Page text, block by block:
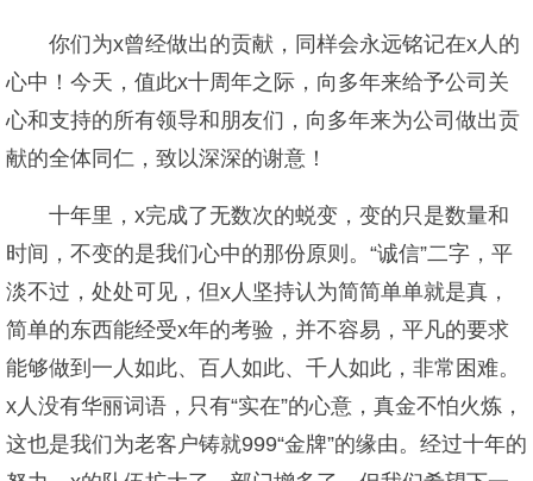
你们为x曾经做出的贡献，同样会永远铭记在x人的
心中！今天，值此x十周年之际，向多年来给予公司关
心和支持的所有领导和朋友们，向多年来为公司做出贡
献的全体同仁，致以深深的谢意！
十年里，x完成了无数次的蜕变，变的只是数量和
时间，不变的是我们心中的那份原则。“诚信”二字，平
淡不过，处处可见，但x人坚持认为简简单单就是真，
简单的东西能经受x年的考验，并不容易，平凡的要求
能够做到一人如此、百人如此、千人如此，非常困难。
x人没有华丽词语，只有“实在”的心意，真金不怕火炼，
这也是我们为老客户铸就999“金牌”的缘由。经过十年的